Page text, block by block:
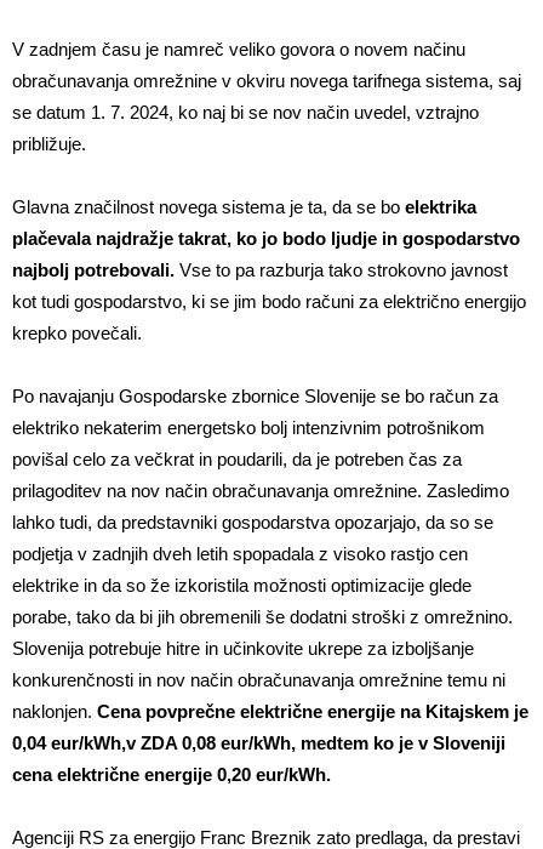
V zadnjem času je namreč veliko govora o novem načinu
obračunavanja omrežnine v okviru novega tarifnega sistema, saj
se datum 1. 7. 2024, ko naj bi se nov način uvedel, vztrajno
približuje.
Glavna značilnost novega sistema je ta, da se bo elektrika
plačevala najdražje takrat, ko jo bodo ljudje in gospodarstvo
najbolj potrebovali. Vse to pa razburja tako strokovno javnost
kot tudi gospodarstvo, ki se jim bodo računi za električno energijo
krepko povečali.
Po navajanju Gospodarske zbornice Slovenije se bo račun za
elektriko nekaterim energetsko bolj intenzivnim potrošnikom
povišal celo za večkrat in poudarili, da je potreben čas za
prilagoditev na nov način obračunavanja omrežnine. Zasledimo
lahko tudi, da predstavniki gospodarstva opozarjajo, da so se
podjetja v zadnjih dveh letih spopadala z visoko rastjo cen
elektrike in da so že izkoristila možnosti optimizacije glede
porabe, tako da bi jih obremenili še dodatni stroški z omrežnino.
Slovenija potrebuje hitre in učinkovite ukrepe za izboljšanje
konkurenčnosti in nov način obračunavanja omrežnine temu ni
naklonjen. Cena povprečne električne energije na Kitajskem je
0,04 eur/kWh,v ZDA 0,08 eur/kWh, medtem ko je v Sloveniji
cena električne energije 0,20 eur/kWh.
Agenciji RS za energijo Franc Breznik zato predlaga, da prestavi